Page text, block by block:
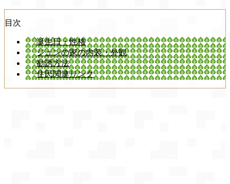
目次
誕生日・性格
ジュンの家の内装・外観
勧誘方法
住民関連リンク